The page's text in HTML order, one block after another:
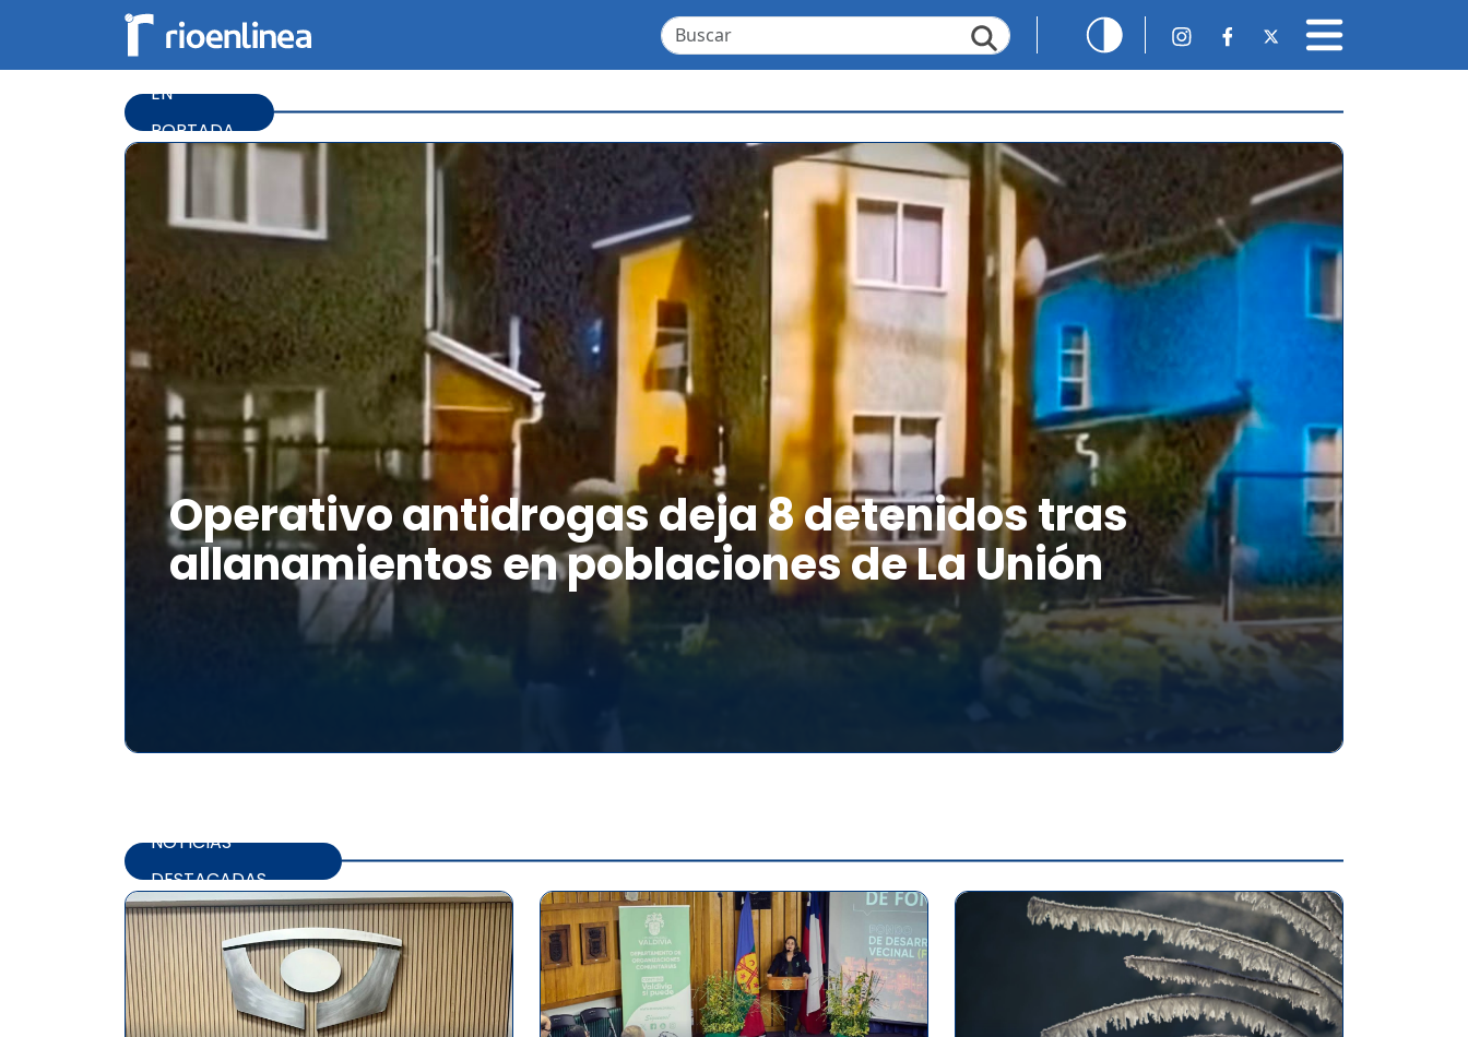
EN
PORTADA
Operativo antidrogas deja 8 detenidos tras
allanamientos en poblaciones de La Unión
NOTICIAS
DESTACADAS